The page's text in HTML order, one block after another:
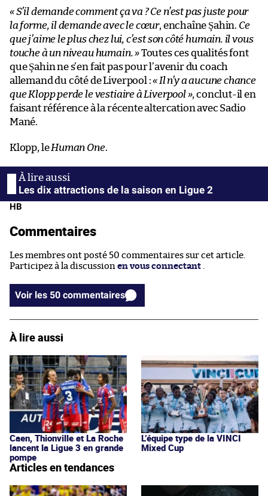
« S’il demande comment ça va ? Ce n’est pas juste pour
la forme, il demande avec le cœur, enchaîne Şahin. Ce
que j’aime le plus chez lui, c’est son côté humain. il vous
touche à un niveau humain. »Toutes ces qualités font
que Şahin ne s’en fait pas pour l’avenir du coach
allemand du côté de Liverpool :« Il n’y a aucune chance
que Klopp perde le vestiaire à Liverpool », conclut-il en
faisant référence à la récente altercation avec Sadio
Mané.
Klopp, leHuman One.
Les dix attractions de la saison en Ligue 2
HB
Commentaires
Les membres ont posté 50 commentaires sur cet article.
Participez à la discussion en vous connectant
Voir les 50 commentaires
À lire aussi
Caen, Thionville et La Roche
lancent la Ligue 3 en grande
pompe
L’équipe type de la VINCI
Mixed Cup
Articles en tendances